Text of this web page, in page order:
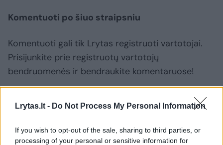
Lrytas.lt - Do Not Process My Personal Information
If you wish to opt-out of the sale, sharing to third parties, or
processing of your personal or sensitive information for
Komentuoti po šiuo straipsniu
Komentuoti gali tik Lrytas registruoti vartotojai.
Prisijunkite prie registruotų vartotojų
bendruomenės ir bendraukite komentaruose!
Rodyti komentarus
Prisijungti komentatoriams